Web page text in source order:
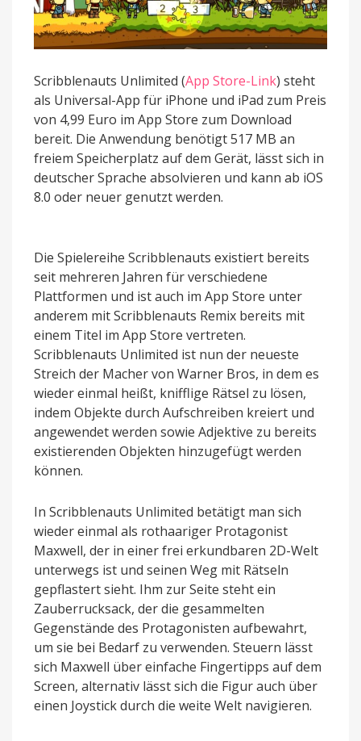
Scribblenauts Unlimited (App Store-Link) steht
als Universal-App für iPhone und iPad zum Preis
von 4,99 Euro im App Store zum Download
bereit. Die Anwendung benötigt 517 MB an
freiem Speicherplatz auf dem Gerät, lässt sich in
deutscher Sprache absolvieren und kann ab iOS
8.0 oder neuer genutzt werden.
Die Spielereihe Scribblenauts existiert bereits
seit mehreren Jahren für verschiedene
Plattformen und ist auch im App Store unter
anderem mit Scribblenauts Remix bereits mit
einem Titel im App Store vertreten.
Scribblenauts Unlimited ist nun der neueste
Streich der Macher von Warner Bros, in dem es
wieder einmal heißt, knifflige Rätsel zu lösen,
indem Objekte durch Aufschreiben kreiert und
angewendet werden sowie Adjektive zu bereits
existierenden Objekten hinzugefügt werden
können.
In Scribblenauts Unlimited betätigt man sich
wieder einmal als rothaariger Protagonist
Maxwell, der in einer frei erkundbaren 2D-Welt
unterwegs ist und seinen Weg mit Rätseln
gepflastert sieht. Ihm zur Seite steht ein
Zauberrucksack, der die gesammelten
Gegenstände des Protagonisten aufbewahrt,
um sie bei Bedarf zu verwenden. Steuern lässt
sich Maxwell über einfache Fingertipps auf dem
Screen, alternativ lässt sich die Figur auch über
einen Joystick durch die weite Welt navigieren.